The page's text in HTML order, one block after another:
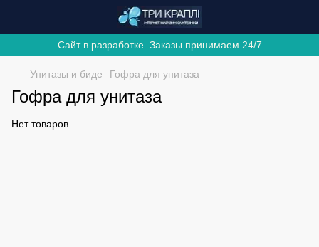
Сайт в разработке. Заказы принимаем 24/7
Унитазы и биде Гофра для унитаза
Гофра для унитаза
Нет товаров